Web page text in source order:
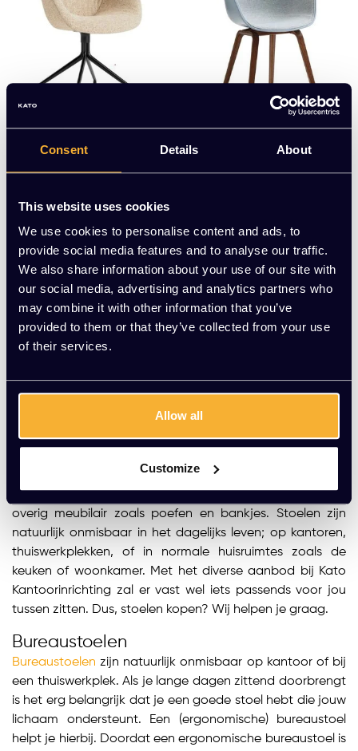
Consent Details About
This website uses cookies
We use cookies to personalise content and ads, to
provide social media features and to analyse our traffic.
We also share information about your use of our site with
our social media, advertising and analytics partners who
may combine it with other information that you’ve
provided to them or that they’ve collected from your use
of their services.
Allow all
Customize
EUR 529,50 Excl. btw
...
Stoelen bij Kato Kantoorinrichting
Ben jij op zoek naar een stoel, maar weet je niet zo goed
soorten stoelen; niet alleen bureaustoelen, maar ook
lounge stoelen, vergaderstoelen, barkrukken en zelfs
overig meubilair zoals poefen en bankjes. Stoelen zijn
natuurlijk onmisbaar in het dagelijks leven; op kantoren,
thuiswerkplekken, of in normale huisruimtes zoals de
keuken of woonkamer. Met het diverse aanbod bij Kato
Kantoorinrichting zal er vast wel iets passends voor jou
tussen zitten. Dus, stoelen kopen? Wij helpen je graag.
Bureaustoelen
Bureaustoelenzijn natuurlijk onmisbaar op kantoor of bij
een thuiswerkplek. Als je lange dagen zittend doorbrengt
is het erg belangrijk dat je een goede stoel hebt die jouw
lichaam ondersteunt. Een (ergonomische) bureaustoel
helpt je hierbij. Doordat een ergonomische bureaustoel is